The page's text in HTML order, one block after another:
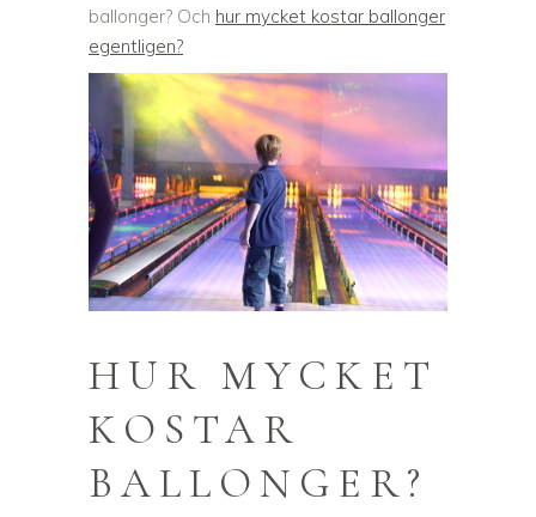
ballonger? Och hur mycket kostar ballonger
egentligen?
HUR MYCKET
KOSTAR
BALLONGER?